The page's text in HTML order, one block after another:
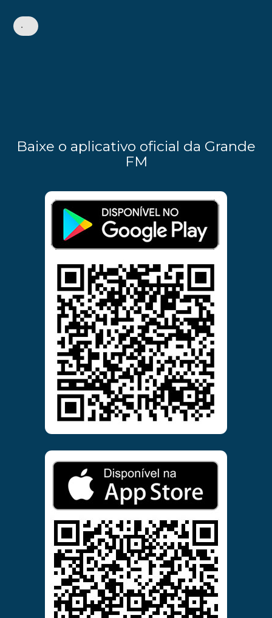
•
Baixe o aplicativo oficial da Grande
FM